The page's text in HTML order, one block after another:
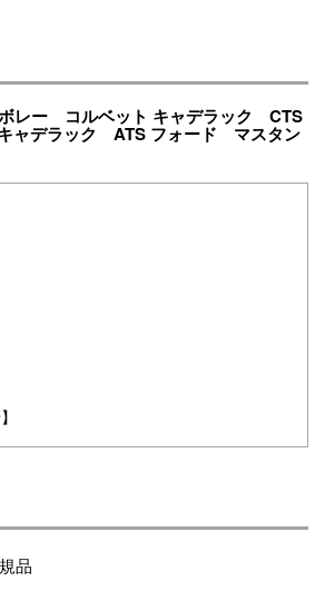
レー コルベット キャデラック CTS
ャデラック ATS フォード マスタン
品